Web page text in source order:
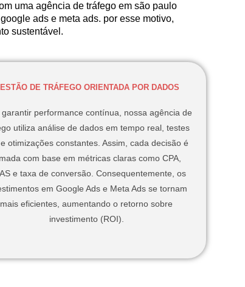
uma agência de tráfego em são paulo
ads e meta ads. por esse motivo,
sustentável.
DE TRÁFEGO ORIENTADA POR DADOS
garantir performance contínua, nossa agência de
utiliza análise de dados em tempo real, testes
otimizações constantes. Assim, cada decisão é
com base em métricas claras como CPA,
e taxa de conversão. Consequentemente, os
em Google Ads e Meta Ads se tornam
mais eficientes, aumentando o retorno sobre
investimento (ROI).